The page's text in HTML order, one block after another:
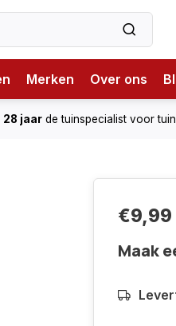
Merken Over ons
28 jaar de tuinspecialist voor
€9,99
Maak